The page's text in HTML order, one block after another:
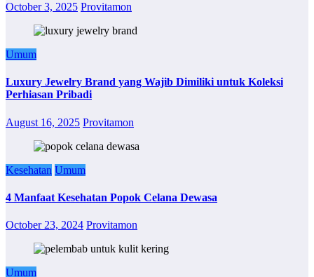
October 3, 2025 Provitamon
Umum
Luxury Jewelry Brand yang Wajib Dimiliki untuk Koleksi
Perhiasan Pribadi
August 16, 2025 Provitamon
Kesehatan Umum
4 Manfaat Kesehatan Popok Celana Dewasa
October 23, 2024 Provitamon
Umum